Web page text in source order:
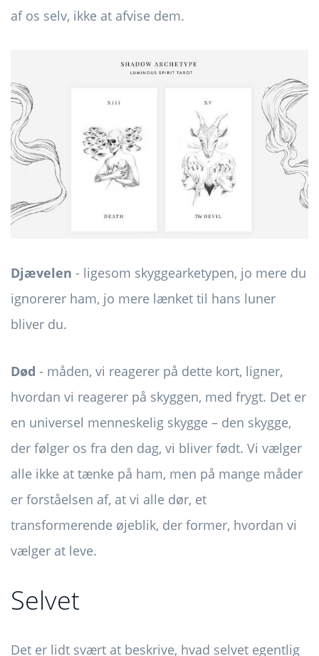
af os selv, ikke at afvise dem.
Djævelen - ligesom skyggearketypen, jo mere du
ignorerer ham, jo ​​mere lænket til hans luner
bliver du.
Død - måden, vi reagerer på dette kort, ligner,
hvordan vi reagerer på skyggen, med frygt. Det er
en universel menneskelig skygge – den skygge,
der følger os fra den dag, vi bliver født. Vi vælger
alle ikke at tænke på ham, men på mange måder
er forståelsen af, at vi alle dør, et
transformerende øjeblik, der former, hvordan vi
vælger at leve.
Selvet
Det er lidt svært at beskrive, hvad selvet egentlig